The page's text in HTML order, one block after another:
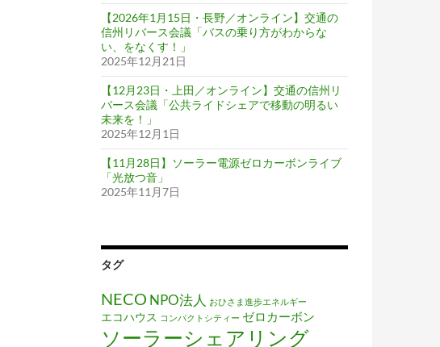
【2026年1月15日・長野／オンライン】交通の
信州リバース会議「バスの乗り方がわからな
い、をなくす！」
2025年12月21日
【12月23日・上田／オンライン】交通の信州リ
バース会議「公共ライドシェアで移動の明るい
未来を！」
2025年12月1日
【11月28日】ソーラー電源ゼロカーボンライブ
「光放つ音」
2025年11月7日
タグ
NECO NPO法人 おひさま進歩エネルギー
エコハウス コンパクトシティー ゼロカーボン
ソーラーシェアリング